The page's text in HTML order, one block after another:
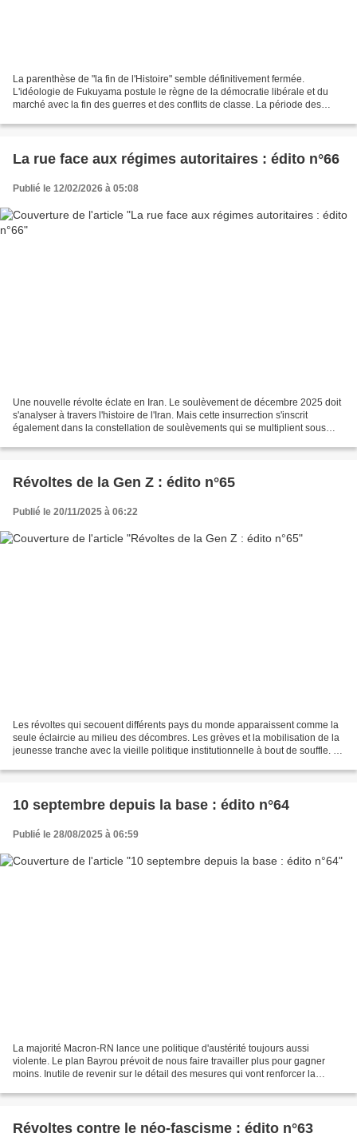
La parenthèse de "la fin de l'Histoire" semble définitivement fermée.
L'idéologie de Fukuyama postule le règne de la démocratie libérale et du
marché avec la fin des guerres et des conflits de classe. La période des
La rue face aux régimes autoritaires : édito n°66
Publié le 12/02/2026 à 05:08
Une nouvelle révolte éclate en Iran. Le soulèvement de décembre 2025 doit
s'analyser à travers l'histoire de l'Iran. Mais cette insurrection s'inscrit
également dans la constellation de soulèvements qui se multiplient sous
Révoltes de la Gen Z : édito n°65
Publié le 20/11/2025 à 06:22
Les révoltes qui secouent différents pays du monde apparaissent comme la
seule éclaircie au milieu des décombres. Les grèves et la mobilisation de la
jeunesse tranche avec la vieille politique institutionnelle à bout de souffle. La
10 septembre depuis la base : édito n°64
Publié le 28/08/2025 à 06:59
La majorité Macron-RN lance une politique d'austérité toujours aussi
violente. Le plan Bayrou prévoit de nous faire travailler plus pour gagner
moins. Inutile de revenir sur le détail des mesures qui vont renforcer la
Révoltes contre le néo-fascisme : édito n°63